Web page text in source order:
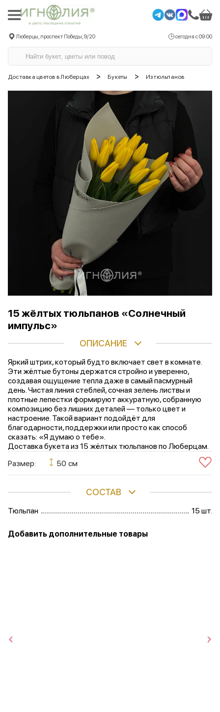
Люберцы, проспект Победы, 9/20 сегодня с 09:00
Доставка цветов в Люберцах > Букеты > Из тюльпанов
15 жёлтых тюльпанов «Солнечный
импульс»
ОПИСАНИЕ
Яркий штрих, который будто включает свет в комнате.
Эти жёлтые бутоны держатся стройно и уверенно,
создавая ощущение тепла даже в самый пасмурный
день. Чистая линия стеблей, сочная зелень листвы и
плотные лепестки формируют аккуратную, собранную
композицию без лишних деталей — только цвет и
настроение. Такой вариант подойдёт для
благодарности, поддержки или просто как способ
сказать: «Я думаю о тебе».
Доставка букета из 15 жёлтых тюльпанов по Люберцам.
Размер:
50 см
СОСТАВ
Тюльпан 15 шт.
Добавить дополнительные товары